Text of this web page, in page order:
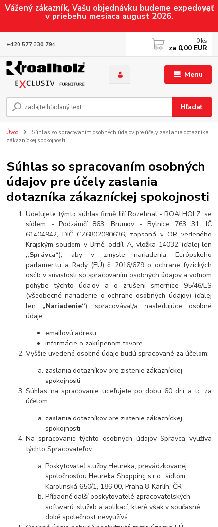
Vážený zákazník, Vašu objednávku budeme expedovať
v priebehu mesiaca august 2026.
Menu
Hľadať
+420 577 330 794 0 ks
za 0,00 EUR
Úvod
Súhlas so spracovaním osobných údajov pre účely zaslania dotazníka
zákazníckej spokojnosti
Súhlas so spracovaním osobných
údajov pre účely zaslania
dotazníka zákazníckej spokojnosti
Udeľujete týmto súhlas firmě Jiří Rozehnal - ROALHOLZ, se
sídlem - Podzámčí 863, Brumov - Bylnice 763 31, IČ
61404942, DIČ CZ6802090636, zapsaná v OR vedeného
Krajským soudem v Brně, oddíl A, vložka 14032 (ďalej len
„Správca“), aby v zmysle nariadenia Európskeho
parlamentu a Rady (EÚ) č. 2016/679 o ochrane fyzických
osôb v súvislosti so spracovaním osobných údajov a voľnom
pohybe týchto údajov a o zrušení smernice 95/46/ES
(všeobecné nariadenie o ochrane osobných údajov) (ďalej
len „Nariadenie“), spracovával/a nasledujúce osobné
údaje:
emailovú adresu
informácie o zakúpenom tovare.
Vyššie uvedené osobné údaje budú spracované za účelom:
zaslania dotazníkov pre zistenie zákazníckej
spokojnosti
Súhlas na spracovanie udeľujete po dobu 60 dní a to za
účelom:
zaslania dotazníkov pre zistenie zákazníckej
spokojnosti
Na spracovanie týchto osobných údajov Správca využíva
týchto Spracovateľov:
Poskytovateľ služby Heureka, prevádzkovanej
spoločnosťou Heureka Shopping s.r.o., sídlom
Karolinská 650/1, 186 00, Praha 8-Karlín, ČR
Případně další poskytovatelé zpracovatelských
softwarů, služeb a aplikací, které však v současné
době společnost nevyužívá.